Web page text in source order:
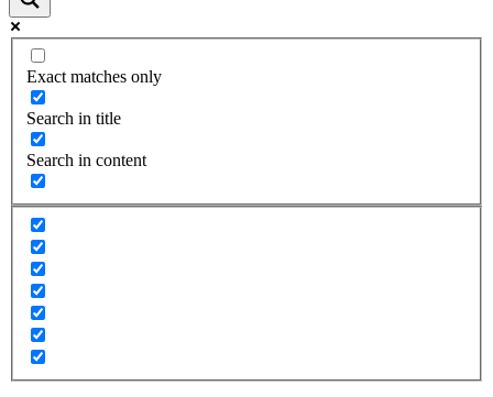
Exact matches only
Search in title
Search in content